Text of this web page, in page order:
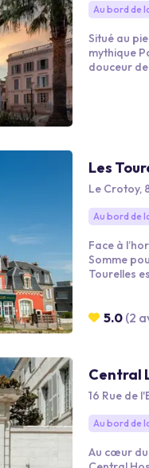
Au bord de
Situé au
mythique
douceur
Les
Le Crotoy,
Au bord de
Face à
Somme
Tourelles
5.0 (2
Central
16 Rue de
Au bord de
Au cœur du